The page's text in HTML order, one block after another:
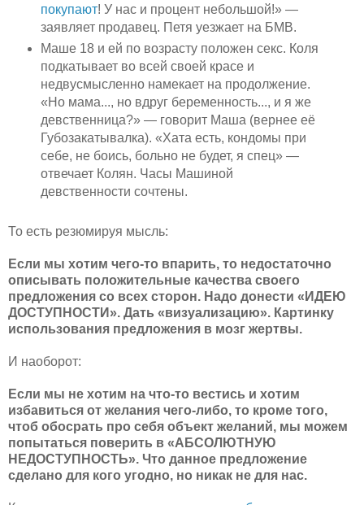
покупают! У нас и процент небольшой!» —
заявляет продавец. Петя уезжает на БМВ.
Маше 18 и ей по возрасту положен секс. Коля
подкатывает во всей своей красе и
недвусмысленно намекает на продолжение.
«Но мама..., но вдруг беременность..., и я же
девственница?» — говорит Маша (вернее её
Губозакатывалка). «Хата есть, кондомы при
себе, не боись, больно не будет, я спец» —
отвечает Колян. Часы Машиной
девственности сочтены.
То есть резюмируя мысль:
Если мы хотим чего-то впарить, то недостаточно
описывать положительные качества своего
предложения со всех сторон. Надо донести «ИДЕЮ
ДОСТУПНОСТИ». Дать «визуализацию». Картинку
использования предложения в мозг жертвы.
И наоборот:
Если мы не хотим на что-то вестись и хотим
избавиться от желания чего-либо, то кроме того,
чтоб обосрать про себя объект желаний, мы можем
попытаться поверить в «АБСОЛЮТНУЮ
НЕДОСТУПНОСТЬ». Что данное предложение
сделано для кого угодно, но никак не для нас.